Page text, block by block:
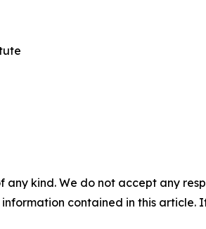
any kind. We do not accept any
contained in this article.